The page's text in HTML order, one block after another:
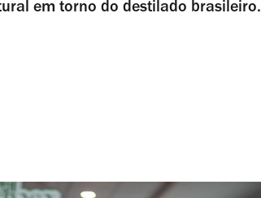
em torno do destilado brasileiro.